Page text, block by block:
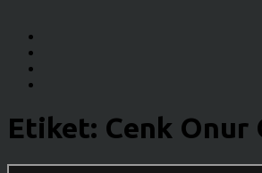
Etiket: Cenk Onur